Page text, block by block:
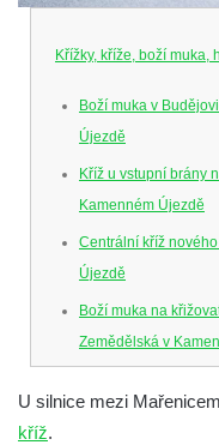
Křížky, kříže, boží muka,
Boží muka v
Újezdě
Kříž u vstupní brány
Kamenném Újezdě
Centrální kříž
Újezdě
Boží muka na
Zemědělská v
v Kamenném Újezdě
U silnice mezi
kříž.